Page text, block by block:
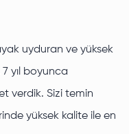
uyduran ve yüksek
yıl boyunca
verdik. Sizi temin
yüksek kalite ile en